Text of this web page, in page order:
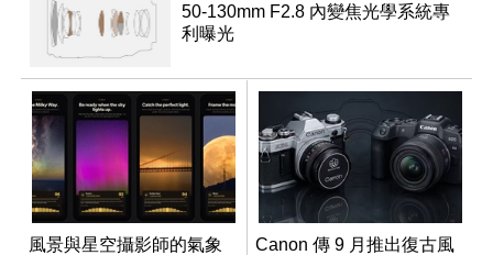
50-130mm F2.8 內變焦光學系統專
利曝光
風景與星空攝影師的氣象
Canon 傳 9 月推出復古風